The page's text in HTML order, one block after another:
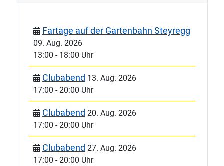
Fartage auf der Gartenbahn Steyregg
09. Aug. 2026
13:00 - 18:00 Uhr
Clubabend 13. Aug. 2026
17:00 -20:00 Uhr
Clubabend 20. Aug. 2026
17:00 -20:00 Uhr
Clubabend 27. Aug. 2026
17:00 -20:00 Uhr